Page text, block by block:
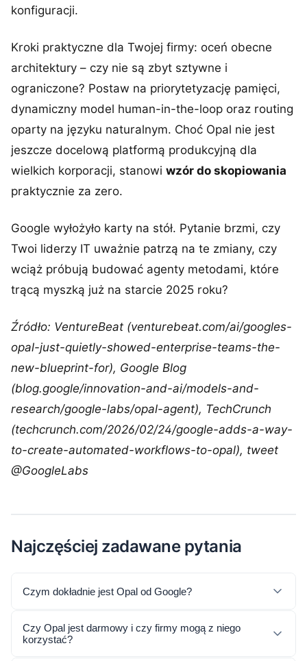
konfiguracji.
Kroki praktyczne dla Twojej firmy: oceń obecne
architektury – czy nie są zbyt sztywne i
ograniczone? Postaw na priorytetyzację pamięci,
dynamiczny model human-in-the-loop oraz routing
oparty na języku naturalnym. Choć Opal nie jest
jeszcze docelową platformą produkcyjną dla
wielkich korporacji, stanowi wzór do skopiowania
praktycznie za zero.
Google wyłożyło karty na stół. Pytanie brzmi, czy
Twoi liderzy IT uważnie patrzą na te zmiany, czy
wciąż próbują budować agenty metodami, które
trącą myszką już na starcie 2025 roku?
Źródło: VentureBeat (venturebeat.com/ai/googles-
opal-just-quietly-showed-enterprise-teams-the-
new-blueprint-for), Google Blog
(blog.google/innovation-and-ai/models-and-
research/google-labs/opal-agent), TechCrunch
(techcrunch.com/2026/02/24/google-adds-a-way-
to-create-automated-workflows-to-opal), tweet
@GoogleLabs
Najczęściej zadawane pytania
Czym dokładnie jest Opal od Google?
Czy Opal jest darmowy i czy firmy mogą z niego
korzystać?